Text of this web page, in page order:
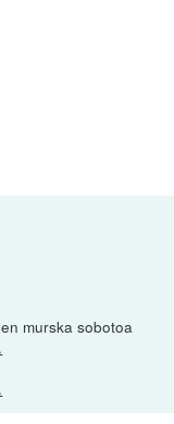
murska sobotoa